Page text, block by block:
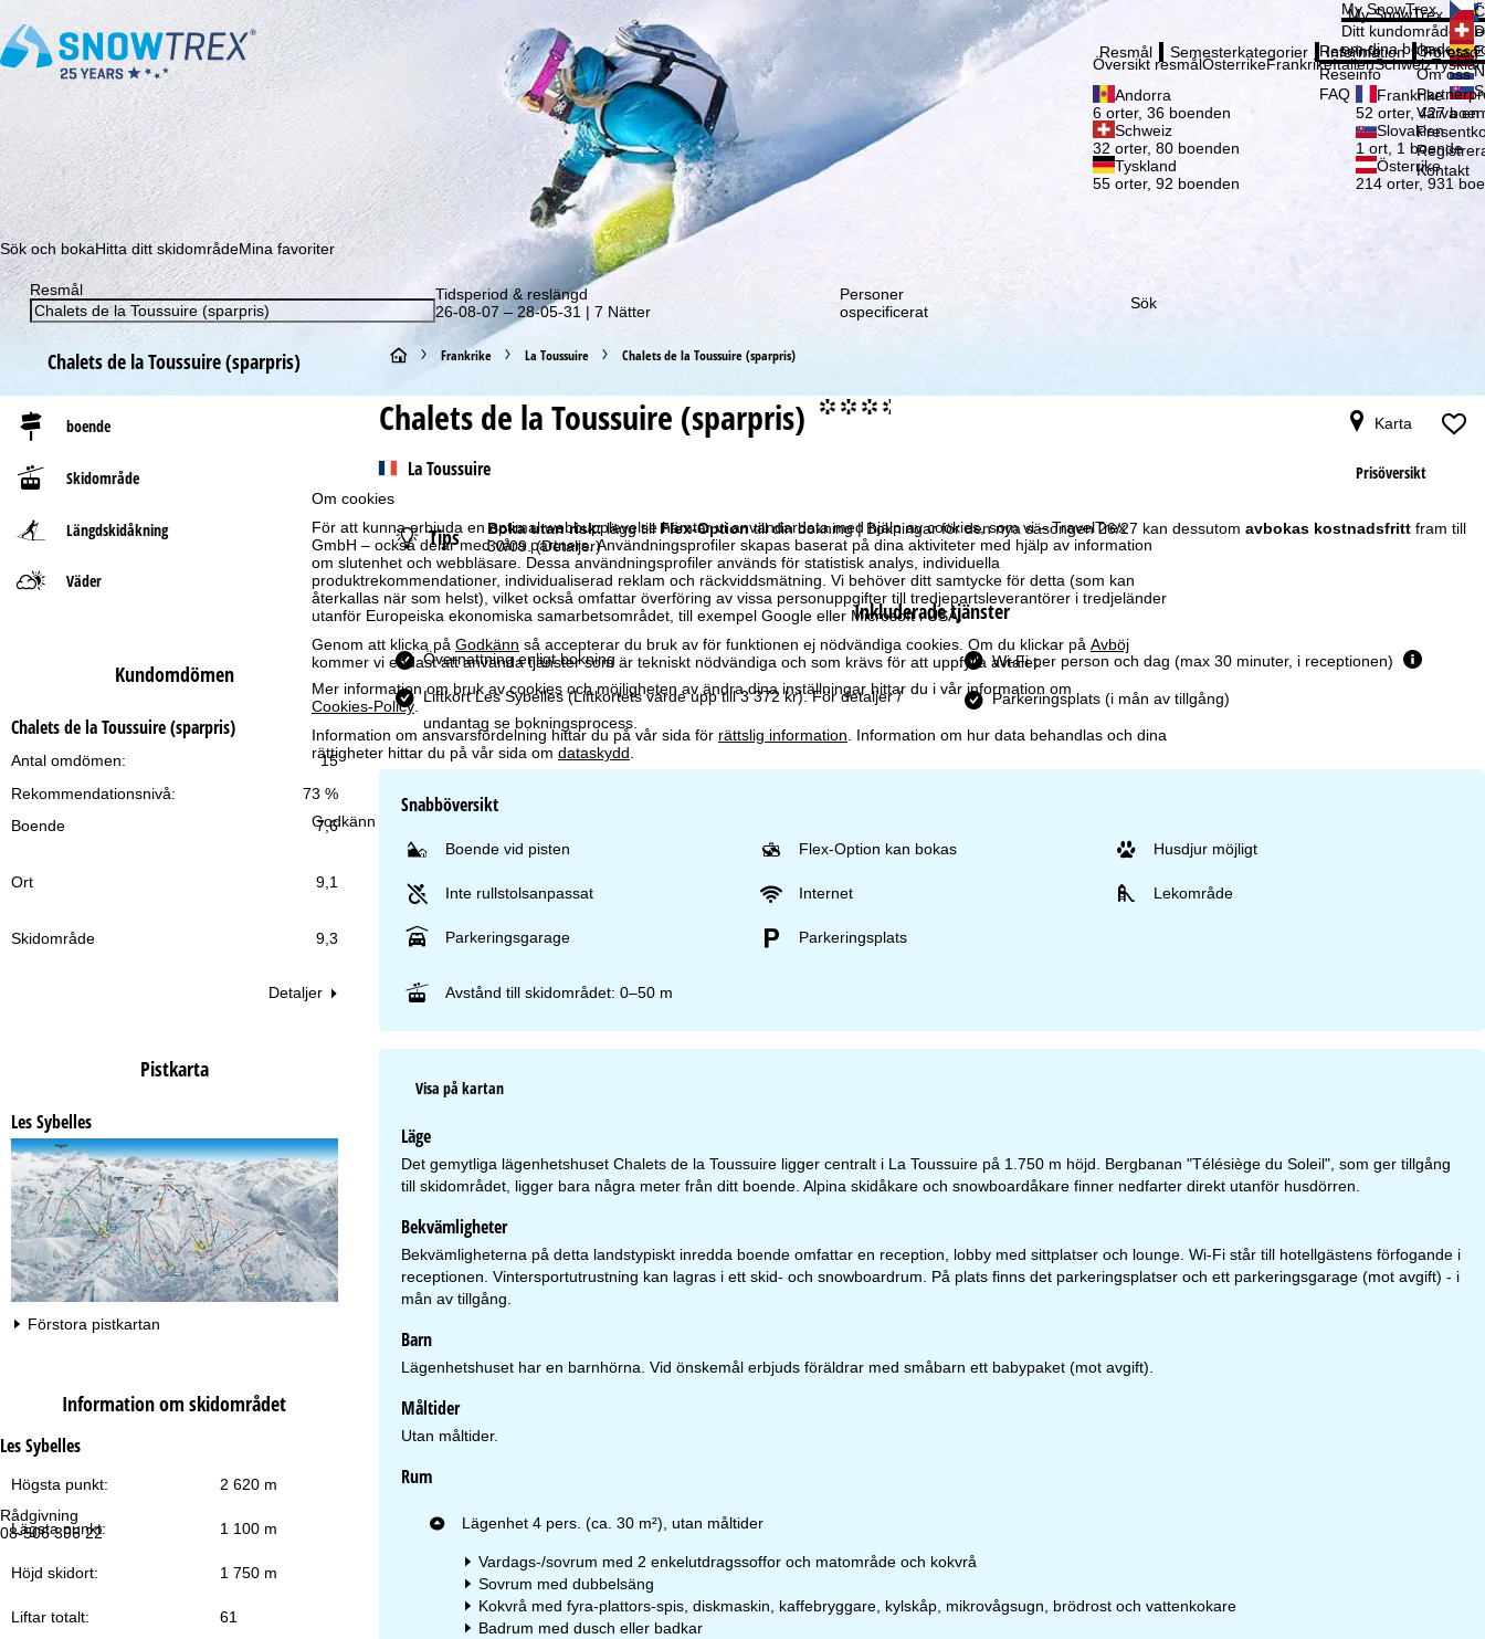
Om cookies
För att kunna erbjuda en optimal webbupplevelse hämtar vi användardata med hjälp av cookies, som vi – TravelTrex
GmbH – också delar med våra partners. Användningsprofiler skapas baserat på dina aktiviteter med hjälp av information
om slutenhet och webbläsare. Dessa användningsprofiler används för statistisk analys, individuella
produktrekommendationer, individualiserad reklam och räckviddsmätning. Vi behöver ditt samtycke för detta (som kan
återkallas när som helst), vilket också omfattar överföring av vissa personuppgifter till tredjepartsleverantörer i tredjeländer
utanför Europeiska ekonomiska samarbetsområdet, till exempel Google eller Microsoft i USA.
Genom att klicka på Godkänn så accepterar du bruk av för funktionen ej nödvändiga cookies. Om du klickar på Avböj
kommer vi endast att använda tjänster som är tekniskt nödvändiga och som krävs för att uppfylla avtalet.
Mer information om bruk av cookies och möjligheten av ändra dina inställningar hittar du i vår information om
Cookies-Policy.
Information om ansvarsfördelning hittar du på vår sida för rättslig information. Information om hur data behandlas och dina
rättigheter hittar du på vår sida om dataskydd.
Godkänn
Rådgivning
08-506 396 22
Öppettider
Må-To:
09.00–17.00
Lö-Sö:
Stängt
Prenumerera på vårt nyhetsbrev och missa aldrig ett erbjudande! Registrering
My SnowTrex
My SnowTrex
Ditt kundområde
om dina bokade
Resmål
Översikt resmålÖsterrikeFrankrikeItalienSchweiz
Andorra
6 orter, 36 boenden
Frankrike
52 orter, 427
Schweiz
32 orter, 80 boenden
Slovakien
1 ort, 1 boende
Tyskland
55 orter, 92 boenden
Österrike
214 orter, 931
Semesterkategorier Information
Reseinfo
Reseinfo
FAQ
Företag
Om oss
Om oss
Värva en
Kontakt
Sök och bokaHitta ditt skidområdeMina favoriter
Resmål
Tidsperiod & reslängd
26-08-07 – 28-05-31 | 7 Nätter
Personer
ospecificerat
Sök
Chalets de la Toussuire (sparpris)
boende
Skidområde
Längdskidåkning
Väder
Kundomdömen
Chalets de la Toussuire (sparpris)
15
Antal omdömen:
73 %
Rekommendationsnivå:
Boende
7,6
Ort 9,1
Skidområde 9,3
Detaljer
Pistkarta
Les Sybelles
Förstora pistkartan
Information om skidområdet
Les Sybelles
Högsta punkt: 2 620 m
Lägsta punkt: 1 100 m
Höjd skidort: 1 750 m
Liftar totalt: 61
S
t
t
s
i
d
a
Frankrike La Toussuire Chalets de la Toussuire (sparpris)
Chalets de la Toussuire (sparpris) °°°.
La Toussuire
Karta
Prisöversikt
Tips Boka utan risk:lägg tillFlex-Optiontill din bokning | Bokningar för den nya säsongen 26/27 kan dessutom avbokas kostnadsfrittfram till
30/09.(Detaljer)
Inkluderade tjänster
Övernattning enligt bokning
Liftkort Les Sybelles(Liftkortets värde upp till 3 372 kr). För detaljer /
undantag se bokningsprocess.
Wi-Fi per person och dag (max 30 minuter, i receptionen)
Parkeringsplats (i mån av tillgång)
Snabböversikt
Boende vid pisten Flex-Option kan bokas Husdjur möjligt
Inte rullstolsanpassat Internet Lekområde
Parkeringsgarage Parkeringsplats
Avstånd till skidområdet: 0–50 m
Visa på kartan
Läge
Det gemytliga lägenhetshuset Chalets de la Toussuire ligger centralt i La Toussuire på 1.750 m höjd. Bergbanan "Télésiège du Soleil", som ger tillgång
till skidområdet, ligger bara några meter från ditt boende. Alpina skidåkare och snowboardåkare finner nedfarter direkt utanför husdörren.
Bekvämligheter
Bekvämligheterna på detta landstypiskt inredda boende omfattar en reception, lobby med sittplatser och lounge. Wi-Fi står till hotellgästens förfogande i
receptionen. Vintersportutrustning kan lagras i ett skid- och snowboardrum. På plats finns det parkeringsplatser och ett parkeringsgarage (mot avgift) - i
mån av tillgång.
Barn
Lägenhetshuset har en barnhörna. Vid önskemål erbjuds föräldrar med småbarn ett babypaket (mot avgift).
Måltider
Utan måltider.
Rum
Lägenhet 4 pers. (ca. 30 m²), utan måltider
Vardags-/sovrum med 2 enkelutdragssoffor och matområde och kokvrå
Sovrum med dubbelsäng
Kokvrå med fyra-plattors-spis, diskmaskin, kaffebryggare, kylskåp, mikrovågsugn, brödrost och vattenkokare
Badrum med dusch eller badkar